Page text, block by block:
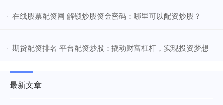
· ​在线股票配资网 解锁炒股资金密码：哪里可以配资炒股？
· ​期货配资排名 平台配资炒股：撬动财富杠杆，实现投资梦想
最新文章